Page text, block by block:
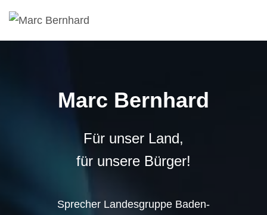
Marc Bernhard
Für unser Land,
für unsere Bürger!
Sprecher Landesgruppe Baden-